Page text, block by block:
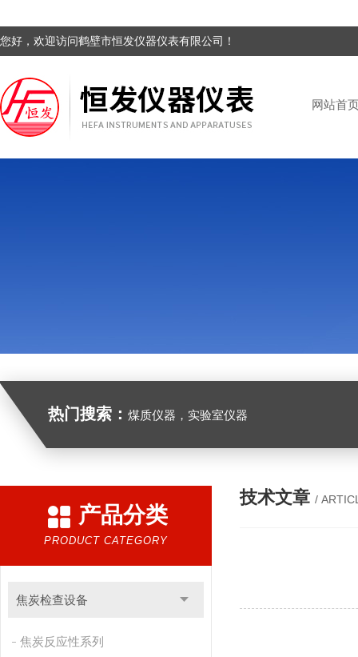
您好，欢迎访问鹤壁市恒发仪器仪表有限公司！
网站首
热门搜索： 煤质仪器，实验室仪器
产品分类
PRODUCT CATEGORY
焦炭检查设备
焦炭反应性系列
技术文章 /